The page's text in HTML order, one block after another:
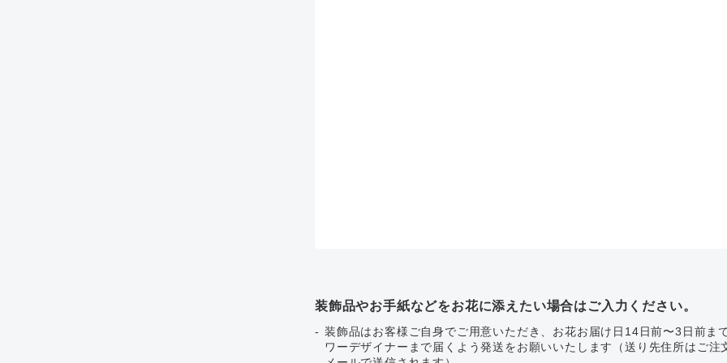
装飾品やお手紙などをお花に添えたい場合はご入力ください。
装飾品はお客様ご自身でご用意いただき、お花お届け日14日前〜3日前ま
ワーデザイナーまで届くよう発送をお願いいたします（送り先住所はご注